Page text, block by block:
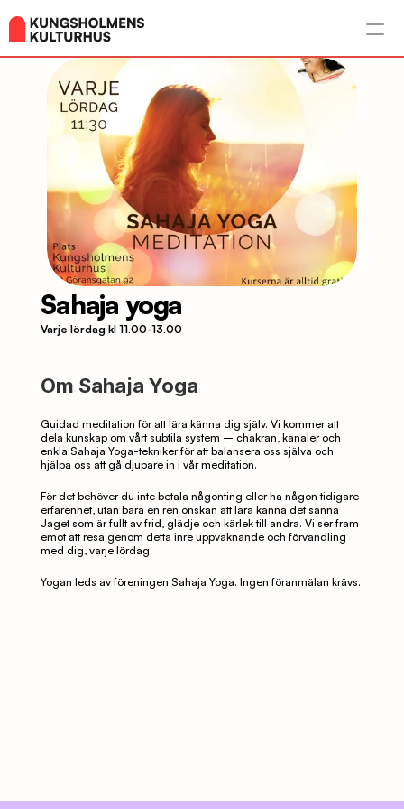
Sahaja yoga
Varje lördag kl 11.00-13.00
Om Sahaja Yoga
Guidad meditation för att lära känna dig själv. Vi kommer att
dela kunskap om vårt subtila system – chakran, kanaler och
enkla Sahaja Yoga-tekniker för att balansera oss själva och
hjälpa oss att gå djupare in i vår meditation.
För det behöver du inte betala någonting eller ha någon tidigare
erfarenhet, utan bara en ren önskan att lära känna det sanna
Jaget som är fullt av frid, glädje och kärlek till andra. Vi ser fram
emot att resa genom detta inre uppvaknande och förvandling
med dig, varje lördag.
Yogan leds av föreningen Sahaja Yoga. Ingen föranmälan krävs.